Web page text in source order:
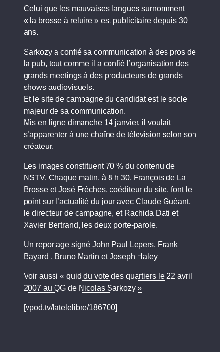
Celui que les mauvaises langues surnomment
« la brosse à reluire » est publicitaire depuis 30
ans.
Sarkozy a confié sa communication à des pros de
la pub, tout comme il a confié l’organisation des
grands meetings à des producteurs de grands
shows audiovisuels.
Et le site de campagne du candidat est le socle
majeur de sa communication.
Mis en ligne dimanche 14 janvier, il voulait
s’apparenter à une chaîne de télévision selon son
créateur.
Les images constituent 70 % du contenu de
NSTV. Chaque matin, à 8 h 30, François de La
Brosse et José Frèches, coéditeur du site, font le
point sur l’actualité du jour avec Claude Guéant,
le directeur de campagne, et Rachida Dati et
Xavier Bertrand, les deux porte-parole.
Un reportage signé John Paul Lepers, Frank
Bayard , Bruno Martin et Joseph Haley
Voir aussi « quid du vote des quartiers le 22 avril
2007 au QG de Nicolas Sarkozy »
[vpod.tv/latelelibre/186700]